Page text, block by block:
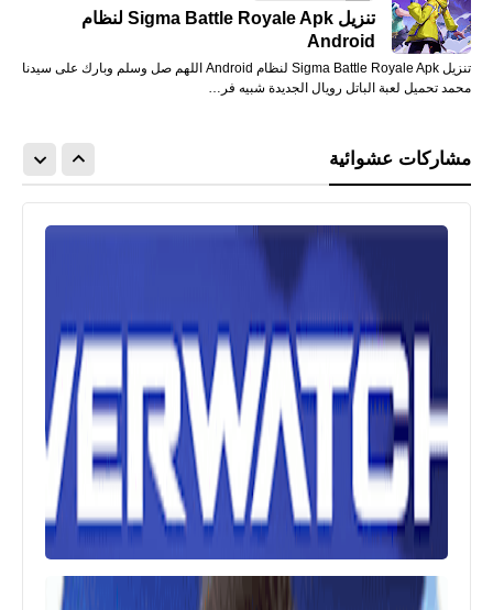
تنزيل Sigma Battle Royale Apk لنظام
Android
تنزيل Sigma Battle Royale Apk لنظام Android اللهم صل وسلم وبارك على سيدنا
محمد تحميل لعبة الباتل رويال الجديدة شبيه فر…
مشاركات عشوائية
العاب
تنزيل لعبة كرة القدم Soccer Star: 2022
Football Cup